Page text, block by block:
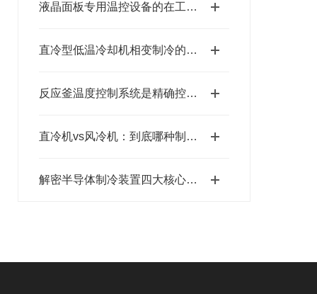
液晶面板专用温控设备的在工艺中的应用分析
直冷型低温冷却机相变制冷的精密温控革命
反应釜温度控制系统是精确控制与安全操作的关键
直冷机vs风冷机：到底哪种制冷方式更适合你？一文讲透
解密半导体制冷装置四大核心系统的协同运作原理